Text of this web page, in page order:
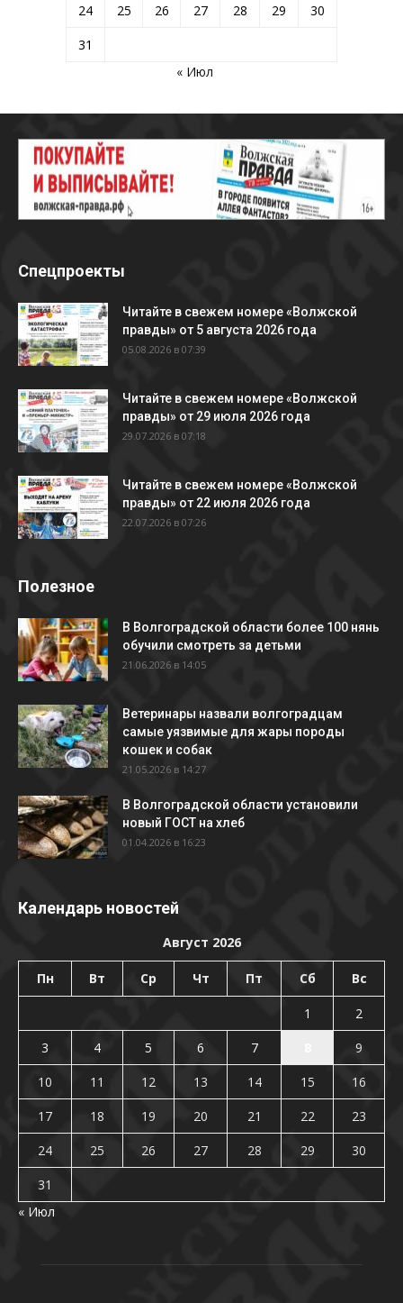
24
25 26 27 28 29
30
31
« Июл
Спецпроекты
Читайте в свежем номере «Волжской
правды» от 5 августа 2026 года
05.08.2026 в 07:39
Читайте в свежем номере «Волжской
правды» от 29 июля 2026 года
29.07.2026 в 07:18
Читайте в свежем номере «Волжской
правды» от 22 июля 2026 года
22.07.2026 в 07:26
Полезное
В Волгоградской области более 100 нянь
обучили смотреть за детьми
21.06.2026 в 14:05
Ветеринары назвали волгоградцам
самые уязвимые для жары породы
кошек и собак
21.05.2026 в 14:27
В Волгоградской области установили
новый ГОСТ на хлеб
01.04.2026 в 16:23
Календарь новостей
Август 2026
Пн Вт Ср Чт Пт Сб Вс
1
2
3
4 5 6 7
9
10
11 12 13 14 15
16
17
18 19 20 21 22
23
24
25 26 27 28 29
30
31
« Июл